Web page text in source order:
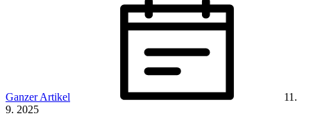
Ganzer Artikel
11.
9. 2025